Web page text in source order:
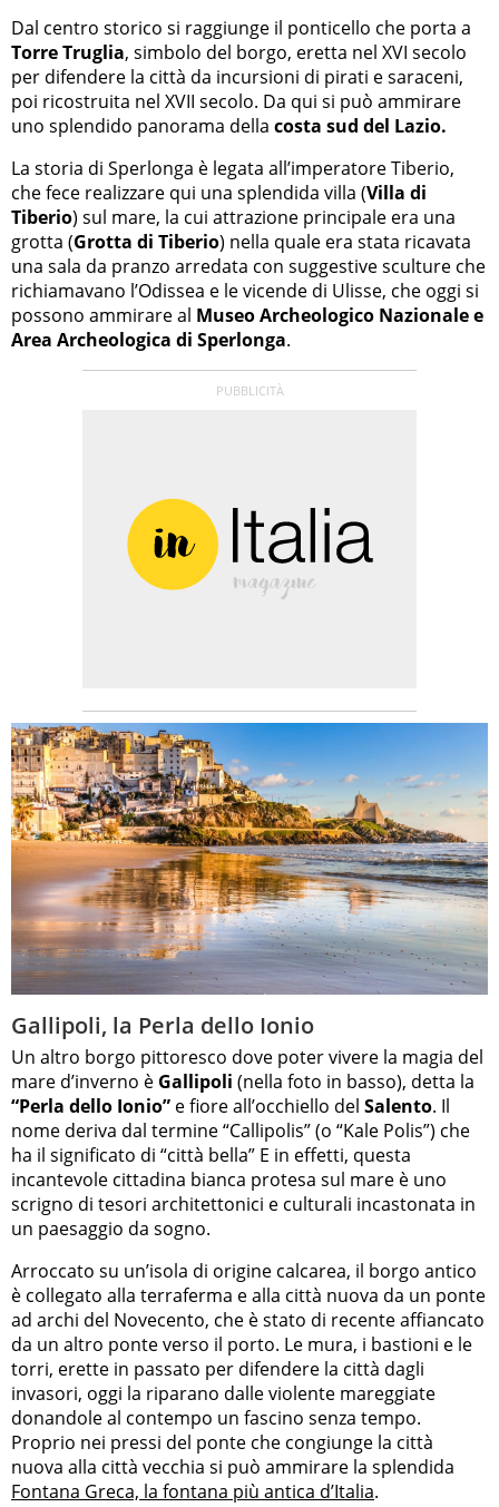
Dal centro storico si raggiunge il ponticello che porta a
Torre Truglia, simbolo del borgo, eretta nel XVI secolo
per difendere la città da incursioni di pirati e saraceni,
poi ricostruita nel XVII secolo. Da qui si può ammirare
uno splendido panorama della costa sud del Lazio.
La storia di Sperlonga è legata all’imperatore Tiberio,
che fece realizzare qui una splendida villa (Villa di
Tiberio) sul mare, la cui attrazione principale era una
grotta (Grotta di Tiberio) nella quale era stata ricavata
una sala da pranzo arredata con suggestive sculture che
richiamavano l’Odissea e le vicende di Ulisse, che oggi si
possono ammirare al Museo Archeologico Nazionale e
Area Archeologica di Sperlonga.
Gallipoli, la Perla dello Ionio
Un altro borgo pittoresco dove poter vivere la magia del
mare d’inverno è Gallipoli (nella foto in basso), detta la
“Perla dello Ionio” e fiore all’occhiello del Salento. Il
nome deriva dal termine “Callipolis” (o “Kale Polis”) che
ha il significato di “città bella” E in effetti, questa
incantevole cittadina bianca protesa sul mare è uno
scrigno di tesori architettonici e culturali incastonata in
un paesaggio da sogno.
Arroccato su un’isola di origine calcarea, il borgo antico
è collegato alla terraferma e alla città nuova da un ponte
ad archi del Novecento, che è stato di recente affiancato
da un altro ponte verso il porto. Le mura, i bastioni e le
torri, erette in passato per difendere la città dagli
invasori, oggi la riparano dalle violente mareggiate
donandole al contempo un fascino senza tempo.
Proprio nei pressi del ponte che congiunge la città
nuova alla città vecchia si può ammirare la splendida
Fontana Greca, la fontana più antica d’Italia.